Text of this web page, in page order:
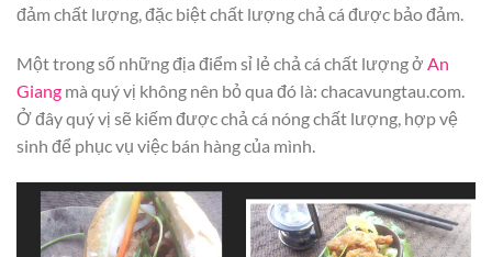
đảm chất lượng, đặc biệt chất lượng chả cá được bảo đảm.
Một trong số những địa điểm sỉ lẻ chả cá chất lượng ở An
Giang mà quý vị không nên bỏ qua đó là: chacavungtau.com.
Ở đây quý vị sẽ kiếm được chả cá nóng chất lượng, hợp vệ
sinh để phục vụ việc bán hàng của mình.